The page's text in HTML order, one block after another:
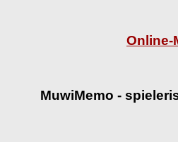
Online-
MuwiMemo -